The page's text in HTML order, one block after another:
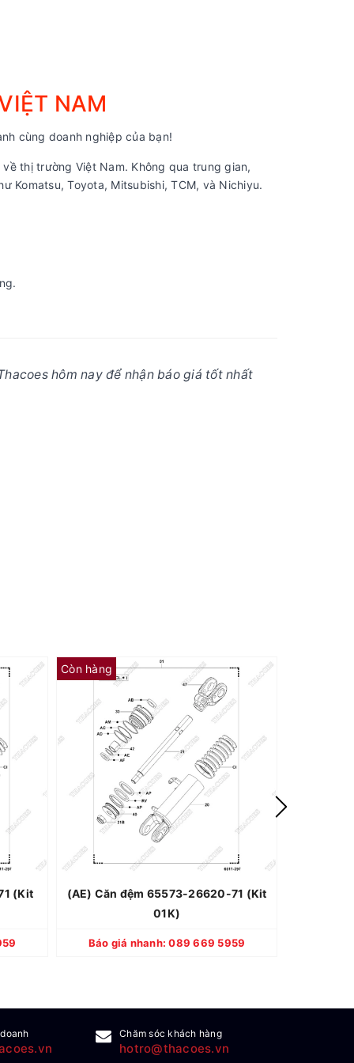
NAM
cùng doanh nghiệp của bạn!
về thị trường Việt Nam. Không qua trung gian,
Komatsu, Toyota, Mitsubishi, TCM, và Nichiyu.
hôm nay để nhận báo giá tốt nhất
(Kit
Bản
Còn hàng
(AE) Căn đệm 65573-26620-71 (Kit
01K)
Báo giá nhanh: 089 669 5959
(AE) Căn đệm 65573-26620-71 (Kit 01K)
Thương hiệu: TOYOTA
Xuất xứ: Nhật Bản
Quy cách: Mới 100%
Bảo hành: 12 tháng
Chăm sóc khách hàng
hotro@thacoes.vn